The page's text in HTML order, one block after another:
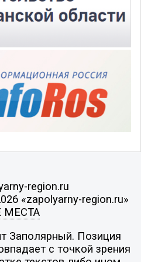
region.ru
«zapolyarny-region.ru»
МЕСТА
Заполярный. Позиция
с точкой зрения